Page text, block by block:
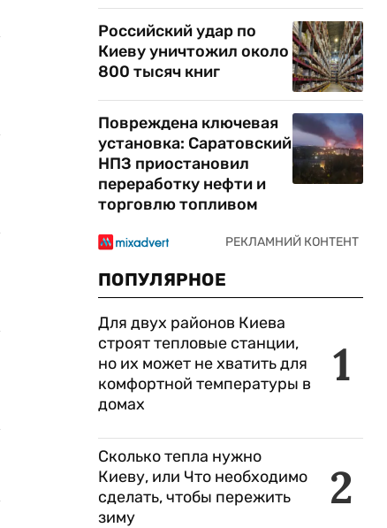
Российский удар по
Киеву уничтожил около
800 тысяч книг
Повреждена ключевая
установка: Саратовский
НПЗ приостановил
переработку нефти и
торговлю топливом
ПОПУЛЯРНОЕ
1
Для двух районов Киева
строят тепловые станции,
но их может не хватить для
комфортной температуры в
домах
2
Сколько тепла нужно
Киеву, или Что необходимо
сделать, чтобы пережить
зиму